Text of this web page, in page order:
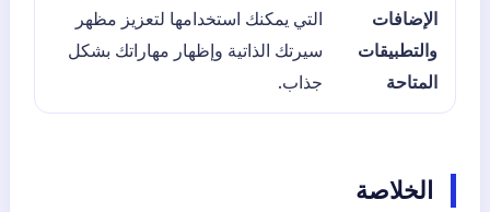
الإضافات
والتطبيقات
المتاحة
التي يمكنك استخدامها لتعزيز مظهر
سيرتك الذاتية وإظهار مهاراتك بشكل
جذاب.
الخلاصة